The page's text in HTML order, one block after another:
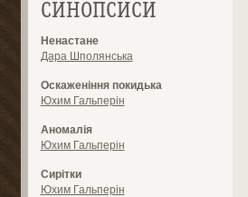
СИНОПСИСИ
Ненастане
Дара Шполянська
Оскаженіння покидька
Юхим Гальперін
Аномалія
Юхим Гальперін
Сирітки
Юхим Гальперін